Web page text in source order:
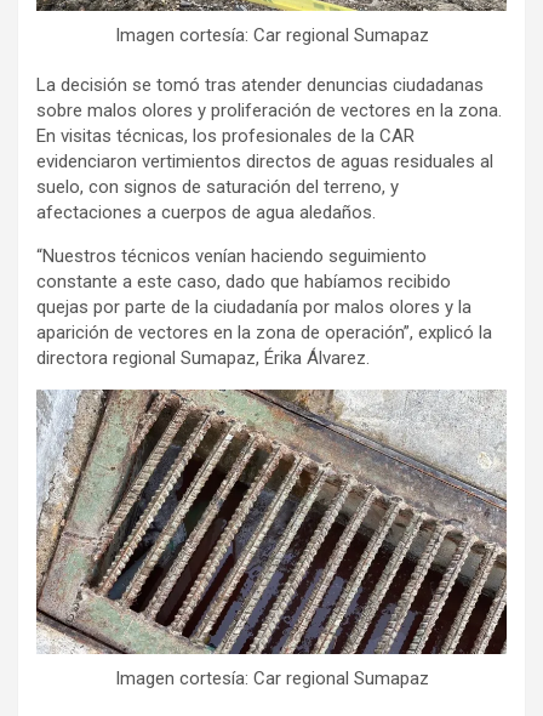
Imagen cortesía: Car regional Sumapaz
La decisión se tomó tras atender denuncias ciudadanas
sobre malos olores y proliferación de vectores en la zona.
En visitas técnicas, los profesionales de la CAR
evidenciaron vertimientos directos de aguas residuales al
suelo, con signos de saturación del terreno, y
afectaciones a cuerpos de agua aledaños.
“Nuestros técnicos venían haciendo seguimiento
constante a este caso, dado que habíamos recibido
quejas por parte de la ciudadanía por malos olores y la
aparición de vectores en la zona de operación”, explicó la
directora regional Sumapaz, Érika Álvarez.
Imagen cortesía: Car regional Sumapaz